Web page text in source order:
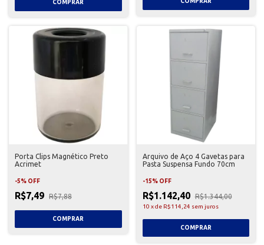
Porta Clips Magnético Preto
Acrimet
-5% OFF
R$7,49 R$7,88
Arquivo de Aço 4 Gavetas para
Pasta Suspensa Fundo 70cm
-15% OFF
R$1.142,40 R$1.344,00
10 xde R$114,24 sem juros